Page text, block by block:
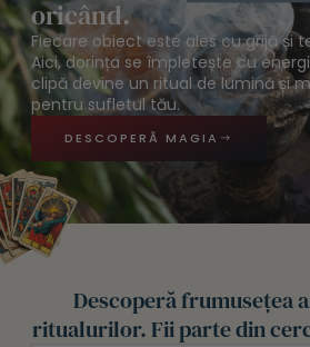
oricând.
Fiecare obiect este ales cu grijă și
Aici, dorința se împletește cu
clipă devine un ritual de lumină și
pentru sufletul tău.
DESCOPERĂ MAGIA
Descoperă frumusețea
ritualurilor. Fii parte din